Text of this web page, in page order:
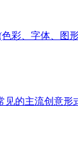
、字体、图
的主流创意形